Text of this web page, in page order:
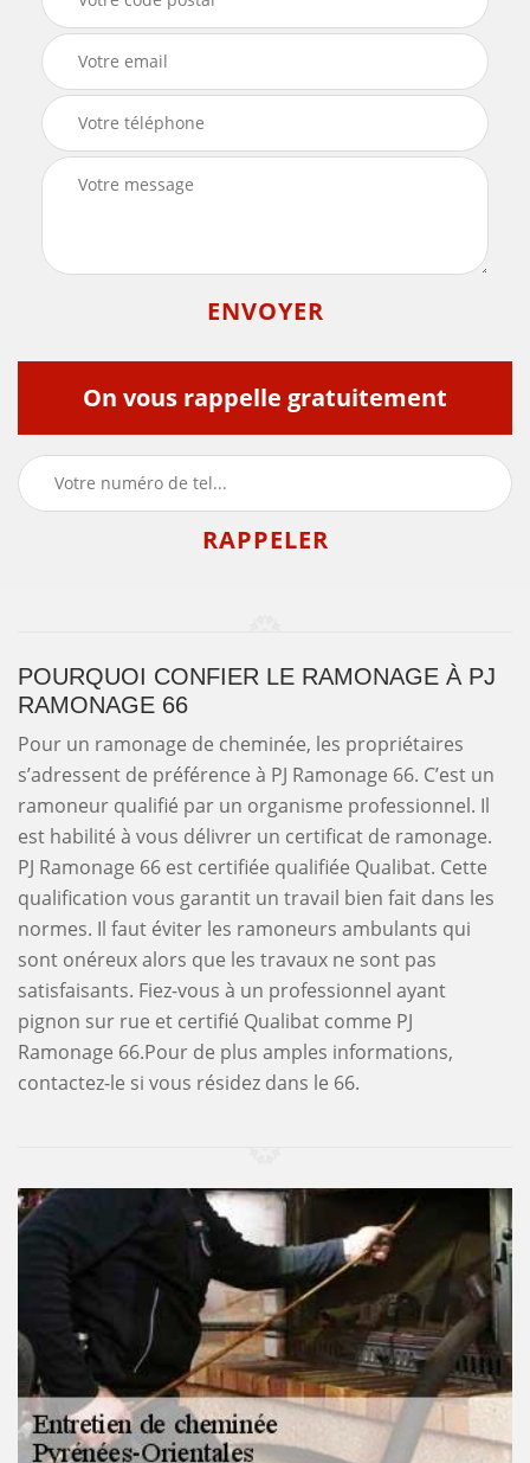
On vous rappelle gratuitement
POURQUOI CONFIER LE RAMONAGE À PJ
RAMONAGE 66
Pour un ramonage de cheminée, les propriétaires
s’adressent de préférence à PJ Ramonage 66. C’est un
ramoneur qualifié par un organisme professionnel. Il
est habilité à vous délivrer un certificat de ramonage.
PJ Ramonage 66 est certifiée qualifiée Qualibat. Cette
qualification vous garantit un travail bien fait dans les
normes. Il faut éviter les ramoneurs ambulants qui
sont onéreux alors que les travaux ne sont pas
satisfaisants. Fiez-vous à un professionnel ayant
pignon sur rue et certifié Qualibat comme PJ
Ramonage 66.Pour de plus amples informations,
contactez-le si vous résidez dans le 66.